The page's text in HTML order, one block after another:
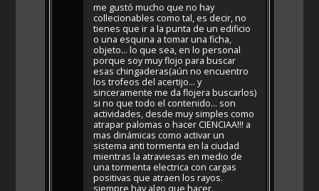
me gustó mucho que no hay
collecionables como tal, es decir, no
tienes que ir a la punta de un edificio
o una esquina a tomar una ficha,
objeto… lo que sea, en lo personal
porque soy muy flojo para buscar
esas chingaderas(aún no encuentro
los trofeos del acertijo… y
sinceramente me da flojera buscarlos)
si no que todo el contenido… son
actividades, desde muy simples como
atrapar palomas o hacer CIENCIAA!!! a
mas dinámicas como activar un
sistema anti tormenta en la ciudad
mientras la atraviesas en medio de
una tormenta electrica con cargas
positivas que atraen los rayos.
siempre hay algo que hacer.